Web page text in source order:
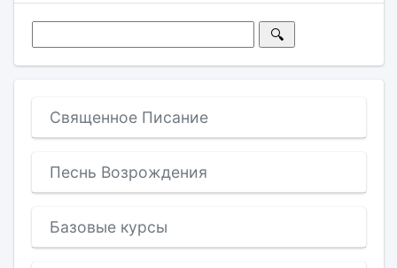
Священное Писание
Песнь Возрождения
Базовые курсы